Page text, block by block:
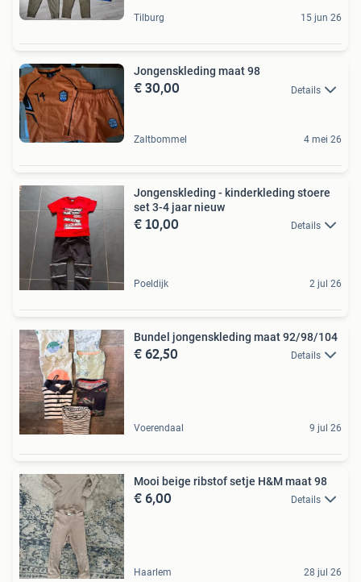
Tilburg 15 jun 26
Jongenskleding maat 98
€ 30,00 Details
Zaltbommel 4 mei 26
Jongenskleding - kinderkleding stoere
set 3-4 jaar nieuw
€ 10,00 Details
Poeldijk 2 jul 26
Bundel jongenskleding maat 92/98/104
€ 62,50 Details
Voerendaal 9 jul 26
Mooi beige ribstof setje H&M maat 98
€ 6,00 Details
Haarlem 28 jul 26